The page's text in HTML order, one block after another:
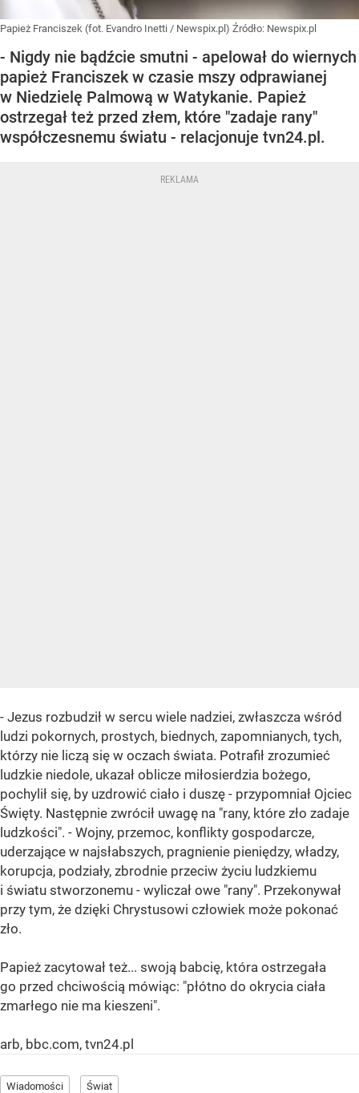
Papież Franciszek (fot. Evandro Inetti / Newspix.pl) Źródło: Newspix.pl
- Nigdy nie bądźcie smutni - apelował do wiernych
papież Franciszek w czasie mszy odprawianej
w Niedzielę Palmową w Watykanie. Papież
ostrzegał też przed złem, które "zadaje rany"
współczesnemu światu - relacjonuje tvn24.pl.
- Jezus rozbudził w sercu wiele nadziei, zwłaszcza wśród
ludzi pokornych, prostych, biednych, zapomnianych, tych,
którzy nie liczą się w oczach świata. Potrafił zrozumieć
ludzkie niedole, ukazał oblicze miłosierdzia bożego,
pochylił się, by uzdrowić ciało i duszę - przypomniał Ojciec
Święty. Następnie zwrócił uwagę na "rany, które zło zadaje
ludzkości". - Wojny, przemoc, konflikty gospodarcze,
uderzające w najsłabszych, pragnienie pieniędzy, władzy,
korupcja, podziały, zbrodnie przeciw życiu ludzkiemu
i światu stworzonemu - wyliczał owe "rany". Przekonywał
przy tym, że dzięki Chrystusowi człowiek może pokonać
zło.
Papież zacytował też... swoją babcię, która ostrzegała
go przed chciwością mówiąc: "płótno do okrycia ciała
zmarłego nie ma kieszeni".
arb, bbc.com, tvn24.pl
Wiadomości Świat